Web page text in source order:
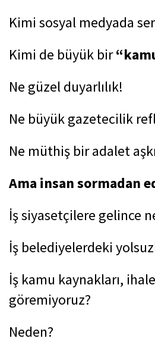
Kimi sosyal medyada
Kimi de büyük bir
Ne güzel duyarlılık!
Ne büyük gazetecilik
Ne müthiş bir adalet
Ama insan sormadan
İş siyasetçilere gelince
İş belediyelerdeki
İş kamu kaynakları,
göremiyoruz?
Neden?